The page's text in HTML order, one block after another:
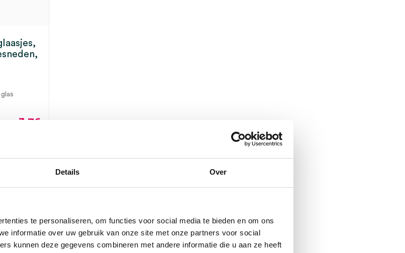
Details Over
te personaliseren, om functies voor social media te bieden en om ons
informatie over uw gebruik van onze site met onze partners voor social
kunnen deze gegevens combineren met andere informatie die u aan ze heeft
3.76